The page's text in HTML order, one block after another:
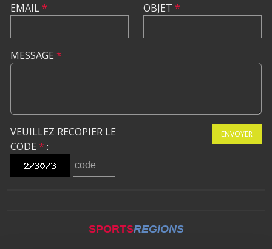
EMAIL* OBJET *
MESSAGE *
VEUILLEZ RECOPIER LE
CODE * :
ENVOYER
SPORTSREGIONS